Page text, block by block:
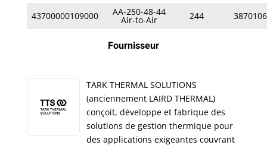
43700000109000 AA-250-48-44
Air-to-Air 244
Fournisseur
TARK THERMAL SOLUTIONS
(anciennement LAIRD THERMAL)
conçoit, développe et fabrique des
solutions de gestion thermique pour
des applications exigeantes couvrant